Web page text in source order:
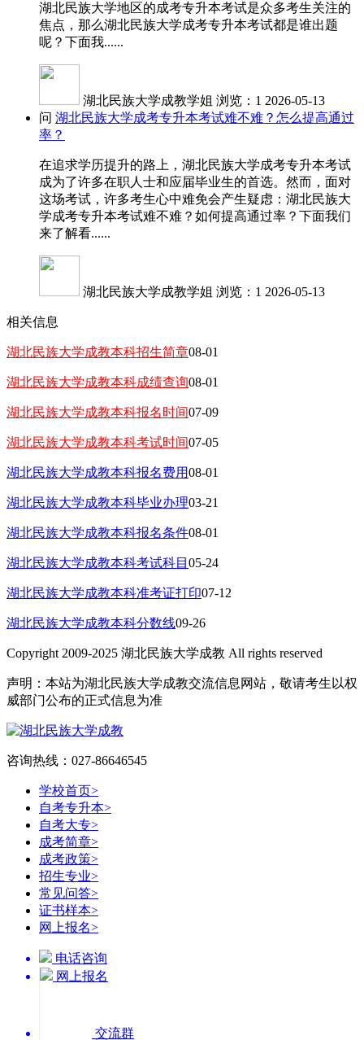
湖北民族大学地区的成考专升本考试是众多考生关注的
焦点，那么湖北民族大学成考专升本考试都是谁出题
呢？下面我......
湖北民族大学成教学姐 浏览：1 2026-05-13
问 湖北民族大学成考专升本考试难不难？怎么提高通过
率？
在追求学历提升的路上，湖北民族大学成考专升本考试
成为了许多在职人士和应届毕业生的首选。然而，面对
这场考试，许多考生心中难免会产生疑虑：湖北民族大
学成考专升本考试难不难？如何提高通过率？下面我们
来了解看......
湖北民族大学成教学姐 浏览：1 2026-05-13
相关信息
湖北民族大学成教本科招生简章08-01
湖北民族大学成教本科成绩查询08-01
湖北民族大学成教本科报名时间07-09
湖北民族大学成教本科考试时间07-05
湖北民族大学成教本科报名费用08-01
湖北民族大学成教本科毕业办理03-21
湖北民族大学成教本科报名条件08-01
湖北民族大学成教本科考试科目 05-24
湖北民族大学成教本科准考证打印07-12
湖北民族大学成教本科分数线09-26
Copyright 2009-2025 湖北民族大学成教 All rights reserved
声明：本站为湖北民族大学成教交流信息网站，敬请考生以权
威部门公布的正式信息为准
咨询热线：027-86646545
学校首页>
自考专升本>
自考大专>
成考简章>
成考政策>
招生专业>
常见问答>
证书样本>
网上报名>
电话咨询
网上报名
交流群